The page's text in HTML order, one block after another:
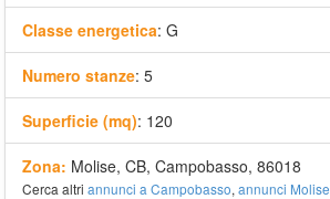
Classe energetica: G
Numero stanze: 5
Superficie (mq): 120
Zona: Molise, CB, Campobasso, 86018
Cerca altri annunci a Campobasso, annunci Molise